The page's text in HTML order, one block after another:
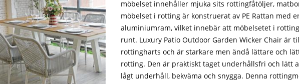
möbelset innehåller mjuka sits rottingfåtöljer,
möbelset i rotting är konstruerat av PE Rattan med
aluminiumram, vilket innebär att möbelsetet i
runt. Luxury Patio Outdoor Garden Wicker Chair är
rottingharts och är starkare men ändå lättare och
rotting. Den är praktiskt taget underhållsfri och lätt
lågt underhåll, bekväma och snygga. Denna